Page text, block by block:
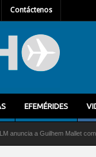
Contáctenos
EFEMÉRIDES
a Guilhem Mallet como nuevo